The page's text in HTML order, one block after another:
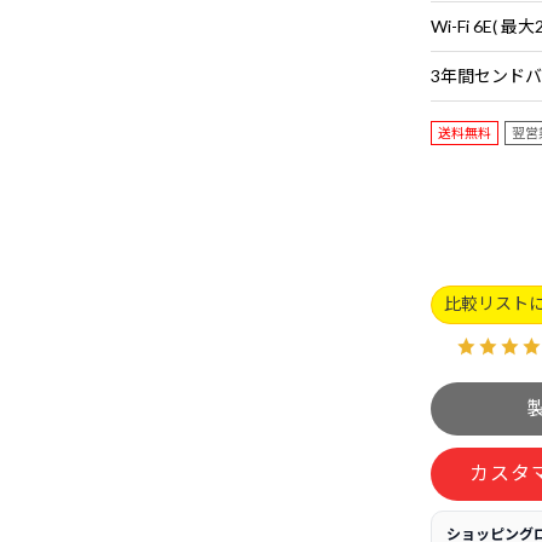
送料無料 翌営
比較リスト
カスタ
ショッピング